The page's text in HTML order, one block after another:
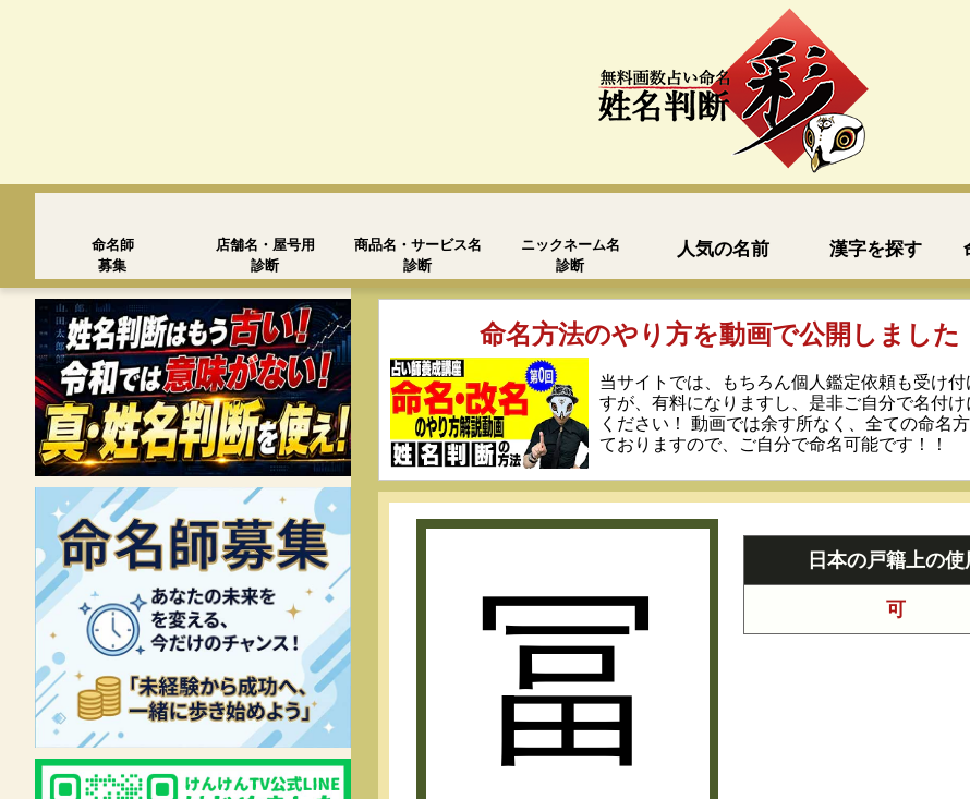
命名師
募集
店舗名・屋号用
診断
商品名・サービス名
診断
ニックネーム名
診断
人気の名前 漢字を探す
命名方法のやり方を動画で公開しました
当サイトでは、もちろん個人鑑定依頼も受け付
すが、有料になりますし、是非ご自分で名付け
ください！ 動画では余す所なく、全ての命名
ておりますので、ご自分で命名可能です！！
冨 日本の戸籍上の使
可